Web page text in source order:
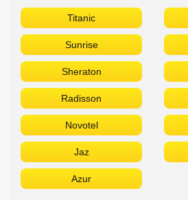
Titanic
Sunrise
Sheraton
Radisson
Novotel
Jaz
Azur